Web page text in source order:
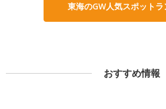
東海のGW人気スポット
おすすめ情報